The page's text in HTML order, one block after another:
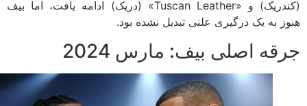
(کندریک) و «Tuscan Leather» (دریک) ادامه یافت، اما بیف
به یک درگیری علنی تبدیل نشده بود.
اصلی بیف: مارس 2024